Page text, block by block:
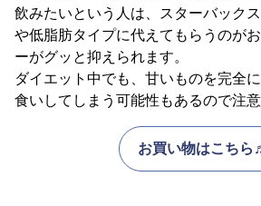
飲みたいという人は、スターバック
や低脂肪タイプに代えてもらうのが
ーがグッと抑えられます。
ダイエット中でも、甘いものを完全
食いしてしまう可能性もあるので注意
お買い物はこちら